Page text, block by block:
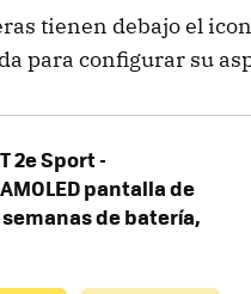
tienen debajo el
para configurar su
2e Sport -
pantalla de
de batería,